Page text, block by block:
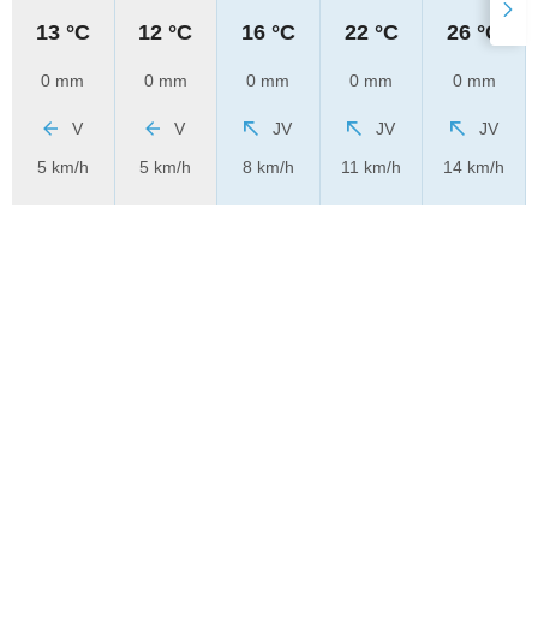
13 °C
0 mm
V
5 km/h
12 °C
0 mm
V
5 km/h
16 °C
0 mm
JV
8 km/h
22 °C
0 mm
JV
11 km/h
26 °C
0 mm
JV
14 km/h